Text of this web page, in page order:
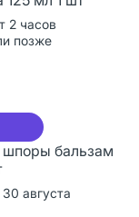
2 часов
позже
шпоры бальзам
августа